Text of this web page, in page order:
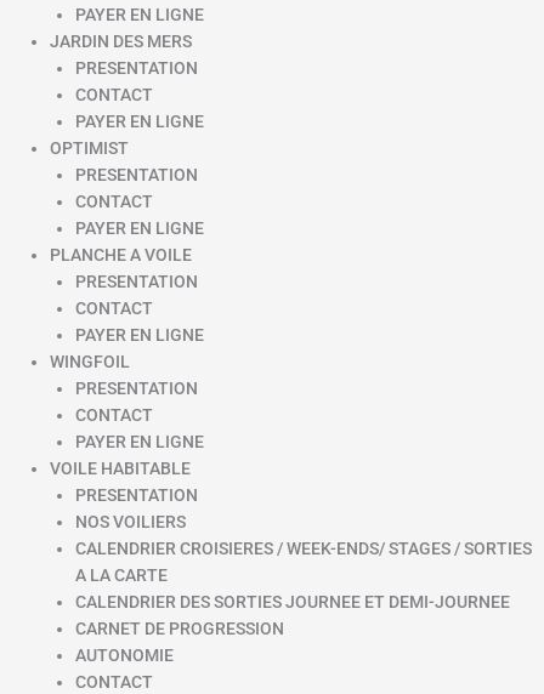
PAYER EN LIGNE
JARDIN DES MERS
PRESENTATION
CONTACT
PAYER EN LIGNE
OPTIMIST
PRESENTATION
CONTACT
PAYER EN LIGNE
PLANCHE A VOILE
PRESENTATION
CONTACT
PAYER EN LIGNE
WINGFOIL
PRESENTATION
CONTACT
PAYER EN LIGNE
VOILE HABITABLE
PRESENTATION
NOS VOILIERS
CALENDRIER CROISIERES / WEEK-ENDS/ STAGES / SORTIES
A LA CARTE
CALENDRIER DES SORTIES JOURNEE ET DEMI-JOURNEE
CARNET DE PROGRESSION
AUTONOMIE
CONTACT